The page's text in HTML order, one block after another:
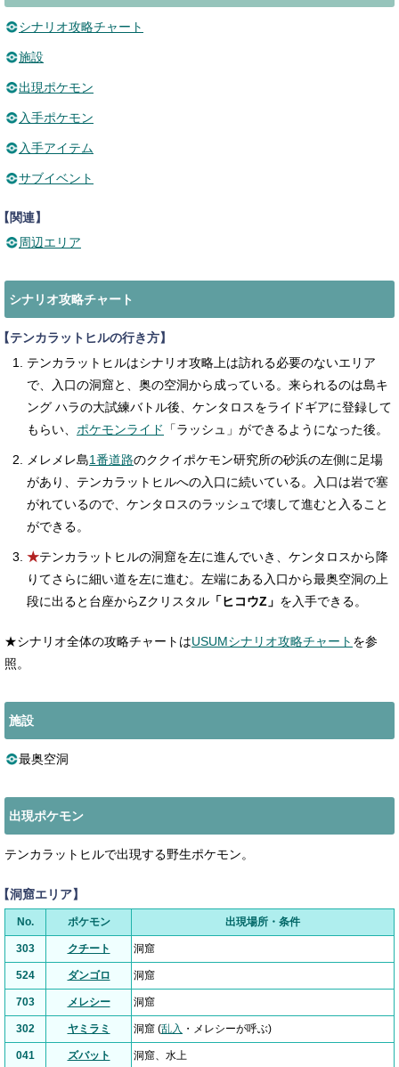
シナリオ攻略チャート
施設
出現ポケモン
入手ポケモン
入手アイテム
サブイベント
関連】
周辺エリア
シナリオ攻略チャート
テンカラットヒルの行き方】
テンカラットヒルはシナリオ攻略上は訪れる必要のないエリア
で、入口の洞窟と、奥の空洞から成っている。来られるのは島キ
ング ハラの大試練バトル後、ケンタロスをライドギアに登録して
もらい、 ポケモンライド 「ラッシュ」ができるようになった後。
メレメレ島1番道路のククイポケモン研究所の砂浜の左側に足場
があり、テンカラットヒルへの入口に続いている。入口は岩で塞
がれているので、ケンタロスのラッシュで壊して進むと入ること
ができる。
★テンカラットヒルの洞窟を左に進んでいき、ケンタロスから降
りてさらに細い道を左に進む。左端にある入口から最奥空洞の上
段に出ると台座からZクリスタル 「ヒコウZ」 を入手できる。
★シナリオ全体の攻略チャートはUSUMシナリオ攻略チャート を参
照。
施設
最奥空洞
出現ポケモン
テンカラットヒルで出現する野生ポケモン。
洞窟エリア】
No. ポケモン 出現場所・条件
303 クチート 洞窟
524 ダンゴロ 洞窟
703 メレシー 洞窟
302 ヤミラミ 洞窟 (乱入 ・メレシーが呼ぶ)
041 ズバット 洞窟、水上